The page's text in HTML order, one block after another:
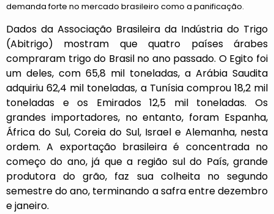
demanda forte no mercado brasileiro como a panificação.
Dados da Associação Brasileira da Indústria do Trigo
(Abitrigo) mostram que quatro países árabes
compraram trigo do Brasil no ano passado. O Egito foi
um deles, com 65,8 mil toneladas, a Arábia Saudita
adquiriu 62,4 mil toneladas, a Tunísia comprou 18,2 mil
toneladas e os Emirados 12,5 mil toneladas. Os
grandes importadores, no entanto, foram Espanha,
África do Sul, Coreia do Sul, Israel e Alemanha, nesta
ordem. A exportação brasileira é concentrada no
começo do ano, já que a região sul do País, grande
produtora do grão, faz sua colheita no segundo
semestre do ano, terminando a safra entre dezembro
e janeiro.